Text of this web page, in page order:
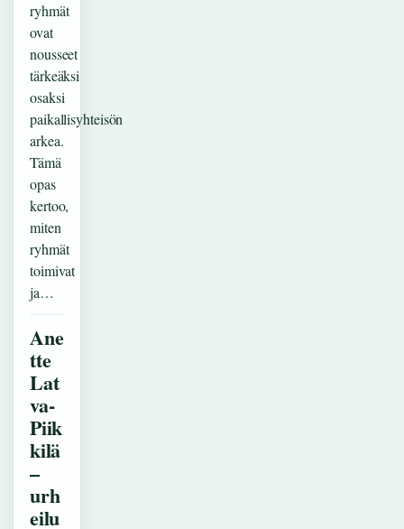
ryhmät
ovat
nousseet
tärkeäksi
osaksi
paikallisyhteisön
arkea.
Tämä
opas
kertoo,
miten
ryhmät
toimivat
ja…
Ane
tte
Lat
va-
Piik
kilä
–
urh
eilu